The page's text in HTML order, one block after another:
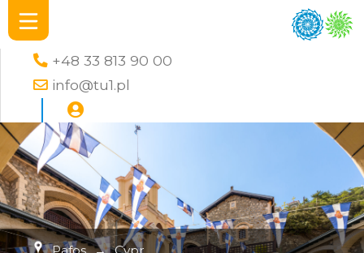
+48 33 813 90 00
info@tu1.pl